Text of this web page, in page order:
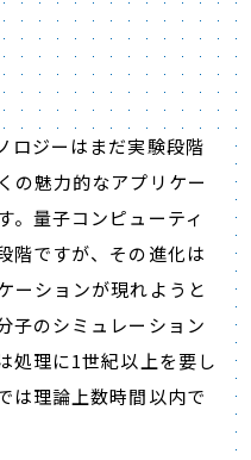
ロジーはまだ実験段階
の魅力的なアプリケー
。量子コンピューティ
階ですが、その進化は
ーションが現れようと
子のシミュレーション
処理に1世紀以上を要し
は理論上数時間以内で